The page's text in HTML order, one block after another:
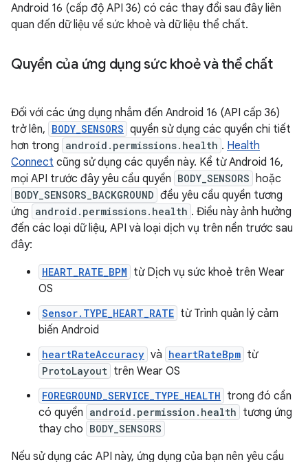
Android 16 (cấp độ API 36) có các thay đổi sau đây liên
quan đến dữ liệu về sức khoẻ và dữ liệu thể chất.
Quyền của ứng dụng sức khoẻ và thể chất
Đối với các ứng dụng nhắm đến Android 16 (API cấp 36)
trở lên, BODY_SENSORS quyền sử dụng các quyền chi tiết
hơn trong android.permissions.health . Health
Connect cũng sử dụng các quyền này. Kể từ Android 16,
mọi API trước đây yêu cầu quyền BODY_SENSORS hoặc
BODY_SENSORS_BACKGROUND đều yêu cầu quyền tương
ứng android.permissions.health . Điều này ảnh hưởng
đến các loại dữ liệu, API và loại dịch vụ trên nền trước sau
đây:
HEART_RATE_BPM từ Dịch vụ sức khoẻ trên Wear
OS
Sensor.TYPE_HEART_RATE từ Trình quản lý cảm
biến Android
heartRateAccuracy và heartRateBpm từ
ProtoLayout trên Wear OS
FOREGROUND_SERVICE_TYPE_HEALTH trong đó cần
có quyền android.permission.health tương ứng
thay cho BODY_SENSORS
Nếu sử dụng các API này, ứng dụng của bạn nên yêu cầu